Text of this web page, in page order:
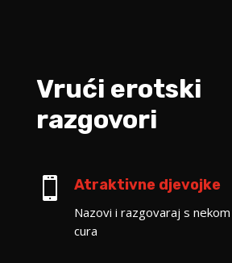
Vrući erotski
razgovori
 Atraktivne djevojke
Nazovi i razgovaraj s
cura